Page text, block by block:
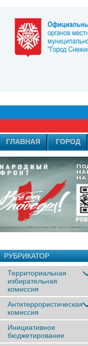
ГЛАВНАЯ ГОРОД
РУБРИКАТОР
Территориальная
избирательная
комиссия
Антитеррористическая
комиссия
Инициативное
бюджетирование